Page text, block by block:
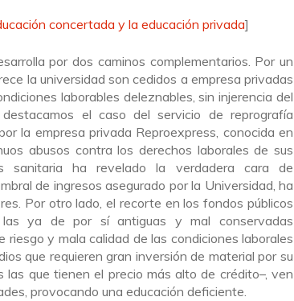
concertada y la educación privada]
por dos caminos complementarios. Por un
la universidad son cedidos a empresa privadas
laborables deleznables, sin injerencia del
el caso del servicio de reprografía
la empresa privada Reproexpress, conocida en
abusos contra los derechos laborales de sus
sanitaria ha revelado la verdadera cara de
de ingresos asegurado por la Universidad, ha
Por otro lado, el recorte en los fondos públicos
ya de por sí antiguas y mal conservadas
y mala calidad de las condiciones laborales
que requieren gran inversión de material por su
que tienen el precio más alto de crédito–, ven
provocando una educación deficiente.